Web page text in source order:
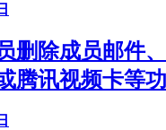
删除成员邮件
腾讯视频卡等